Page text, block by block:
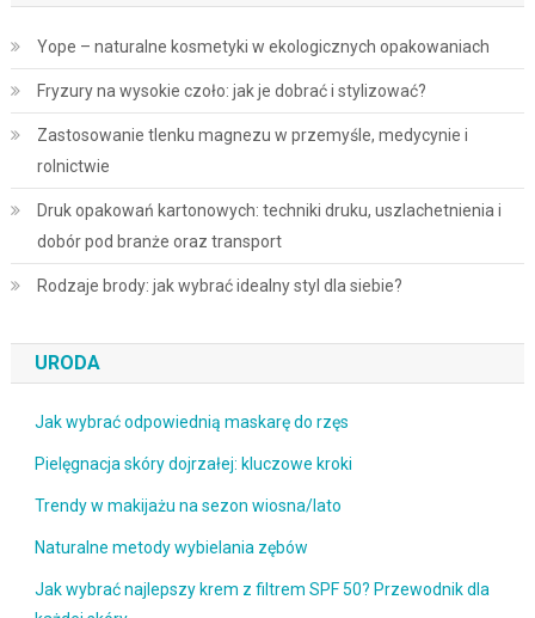
Yope – naturalne kosmetyki w ekologicznych opakowaniach
Fryzury na wysokie czoło: jak je dobrać i stylizować?
Zastosowanie tlenku magnezu w przemyśle, medycynie i
rolnictwie
Druk opakowań kartonowych: techniki druku, uszlachetnienia i
dobór pod branże oraz transport
Rodzaje brody: jak wybrać idealny styl dla siebie?
URODA
Jak wybrać odpowiednią maskarę do rzęs
Pielęgnacja skóry dojrzałej: kluczowe kroki
Trendy w makijażu na sezon wiosna/lato
Naturalne metody wybielania zębów
Jak wybrać najlepszy krem z filtrem SPF 50? Przewodnik dla